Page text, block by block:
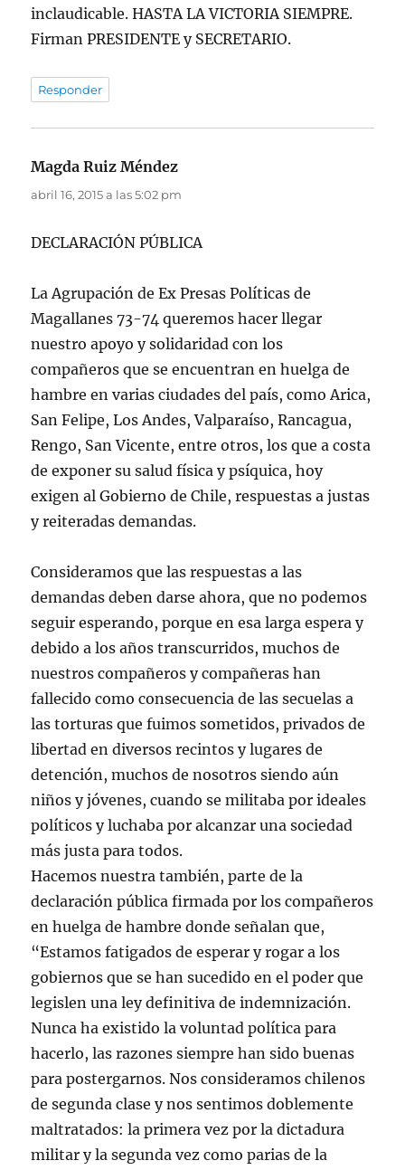
inclaudicable. HASTA LA VICTORIA SIEMPRE.
Firman PRESIDENTE y SECRETARIO.
Responder
Magda Ruiz Méndez
abril 16, 2015 a las 5:02 pm
DECLARACIÓN PÚBLICA
La Agrupación de Ex Presas Políticas de
Magallanes 73-74 queremos hacer llegar
nuestro apoyo y solidaridad con los
compañeros que se encuentran en huelga de
hambre en varias ciudades del país, como Arica,
San Felipe, Los Andes, Valparaíso, Rancagua,
Rengo, San Vicente, entre otros, los que a costa
de exponer su salud física y psíquica, hoy
exigen al Gobierno de Chile, respuestas a justas
y reiteradas demandas.
Consideramos que las respuestas a las
demandas deben darse ahora, que no podemos
seguir esperando, porque en esa larga espera y
debido a los años transcurridos, muchos de
nuestros compañeros y compañeras han
fallecido como consecuencia de las secuelas a
las torturas que fuimos sometidos, privados de
libertad en diversos recintos y lugares de
detención, muchos de nosotros siendo aún
niños y jóvenes, cuando se militaba por ideales
políticos y luchaba por alcanzar una sociedad
más justa para todos.
Hacemos nuestra también, parte de la
declaración pública firmada por los compañeros
en huelga de hambre donde señalan que,
“Estamos fatigados de esperar y rogar a los
gobiernos que se han sucedido en el poder que
legislen una ley definitiva de indemnización.
Nunca ha existido la voluntad política para
hacerlo, las razones siempre han sido buenas
para postergarnos. Nos consideramos chilenos
de segunda clase y nos sentimos doblemente
maltratados: la primera vez por la dictadura
militar y la segunda vez como parias de la